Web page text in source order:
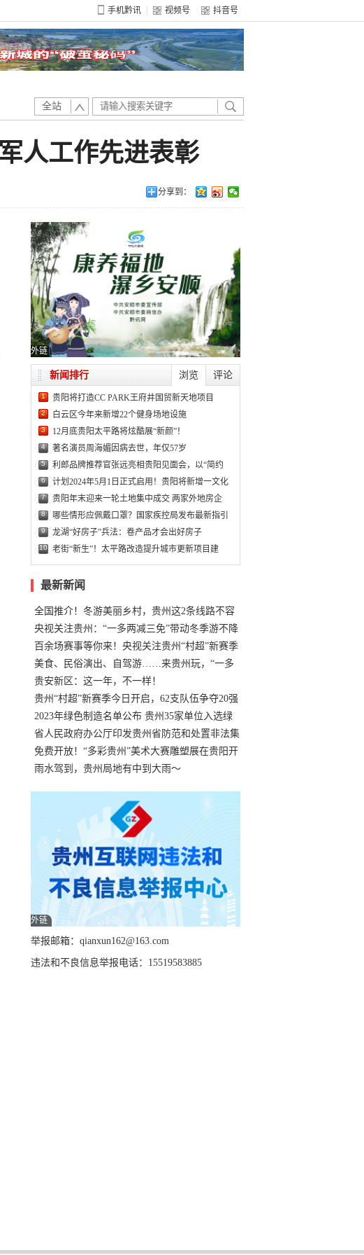
手机黔讯 视频号 抖音号
全站
人工作先进表彰
分享到：
外链
浏览 评论
新闻排行
1 贵阳将打造CC PARK王府井国贸新天地项目
2 白云区今年来新增22个健身场地设施
3 12月底贵阳太平路将炫酷展“新颜”！
4 著名演员周海媚因病去世，年仅57岁
5 利郎品牌推荐官张远亮相贵阳见面会，以“简约
6 计划2024年5月1日正式启用！贵阳将新增一文化
7 贵阳年末迎来一轮土地集中成交 两家外地房企
8 哪些情形应佩戴口罩？国家疾控局发布最新指引
9 龙湖“好房子”兵法：卷产品才会出好房子
10 老街“新生”！太平路改造提升城市更新项目建
最新新闻
全国推介！冬游美丽乡村，贵州这2条线路不容
错过
央视关注贵州：“一多两减三免”带动冬季游不降
温
百余场赛事等你来！央视关注贵州“村超”新赛季
正式“打响”
美食、民俗演出、自驾游……来贵州玩，“一多
两减三免”！
贵安新区：这一年，不一样！
贵州“村超”新赛季今日开启，62支队伍争夺20强
名额
2023年绿色制造名单公布 贵州35家单位入选绿
色工厂
省人民政府办公厅印发贵州省防范和处置非法集
资工作实施细则
免费开放！“多彩贵州”美术大赛雕塑展在贵阳开
展，持续至1月19日
雨水驾到，贵州局地有中到大雨～
外链
举报邮箱：qianxun162@163.com
违法和不良信息举报电话：15519583885